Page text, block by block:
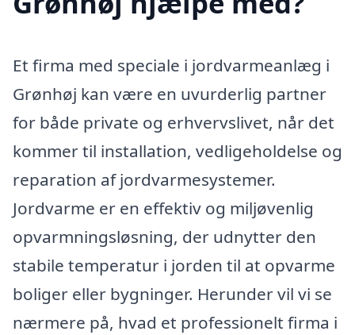
Et firma med speciale i jordvarmeanlæg i
Grønhøj kan være en uvurderlig partner
for både private og erhvervslivet, når det
kommer til installation, vedligeholdelse og
reparation af jordvarmesystemer.
Jordvarme er en effektiv og miljøvenlig
opvarmningsløsning, der udnytter den
stabile temperatur i jorden til at opvarme
boliger eller bygninger. Herunder vil vi se
nærmere på, hvad et professionelt firma i